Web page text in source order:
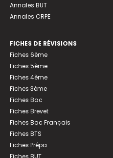
Annales BUT
Annales CRPE
FICHES DE RÉVISIONS
Fiches 6ème
Fiches 5ème
Fiches 4ème
Fiches 3ème
Fiches Bac
Fiches Brevet
Fiches Bac Français
Fiches BTS
Fiches Prépa
Fiches BUT